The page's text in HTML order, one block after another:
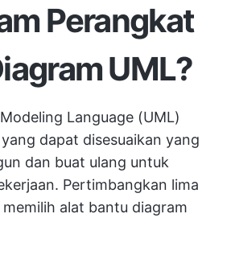
Perangkat
UML?
Language (UML)
dapat disesuaikan yang
dan buat ulang untuk
Pertimbangkan lima
alat bantu diagram